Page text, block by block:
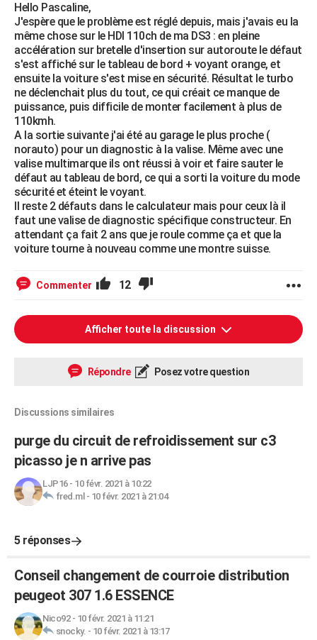
Hello Pascaline,
J'espère que le problème est réglé depuis, mais j'avais eu la
même chose sur le HDI 110ch de ma DS3 : en pleine
accélération sur bretelle d'insertion sur autoroute le défaut
s'est affiché sur le tableau de bord + voyant orange, et
ensuite la voiture s'est mise en sécurité. Résultat le turbo
ne déclenchait plus du tout, ce qui créait ce manque de
puissance, puis difficile de monter facilement à plus de
110kmh.
A la sortie suivante j'ai été au garage le plus proche (
norauto) pour un diagnostic à la valise. Même avec une
valise multimarque ils ont réussi à voir et faire sauter le
défaut au tableau de bord, ce qui a sorti la voiture du mode
sécurité et éteint le voyant.
Il reste 2 défauts dans le calculateur mais pour ceux là il
faut une valise de diagnostic spécifique constructeur. En
attendant ça fait 2 ans que je roule comme ça et que la
voiture tourne à nouveau comme une montre suisse.
Commenter 12
Afficher toute la discussion
Répondre Posez votre question
Discussions similaires
purge du circuit de refroidissement sur c3
picasso je n arrive pas
LJP16- 10 févr. 2021 à 10:22
fred.ml - 10 févr. 2021 à 21:04
5 réponses
Conseil changement de courroie distribution
peugeot 307 1.6 ESSENCE
Nico92- 10 févr. 2021 à 11:21
snocky. - 10 févr. 2021 à 13:17